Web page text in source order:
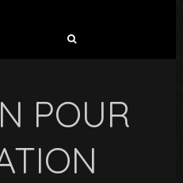
POUR